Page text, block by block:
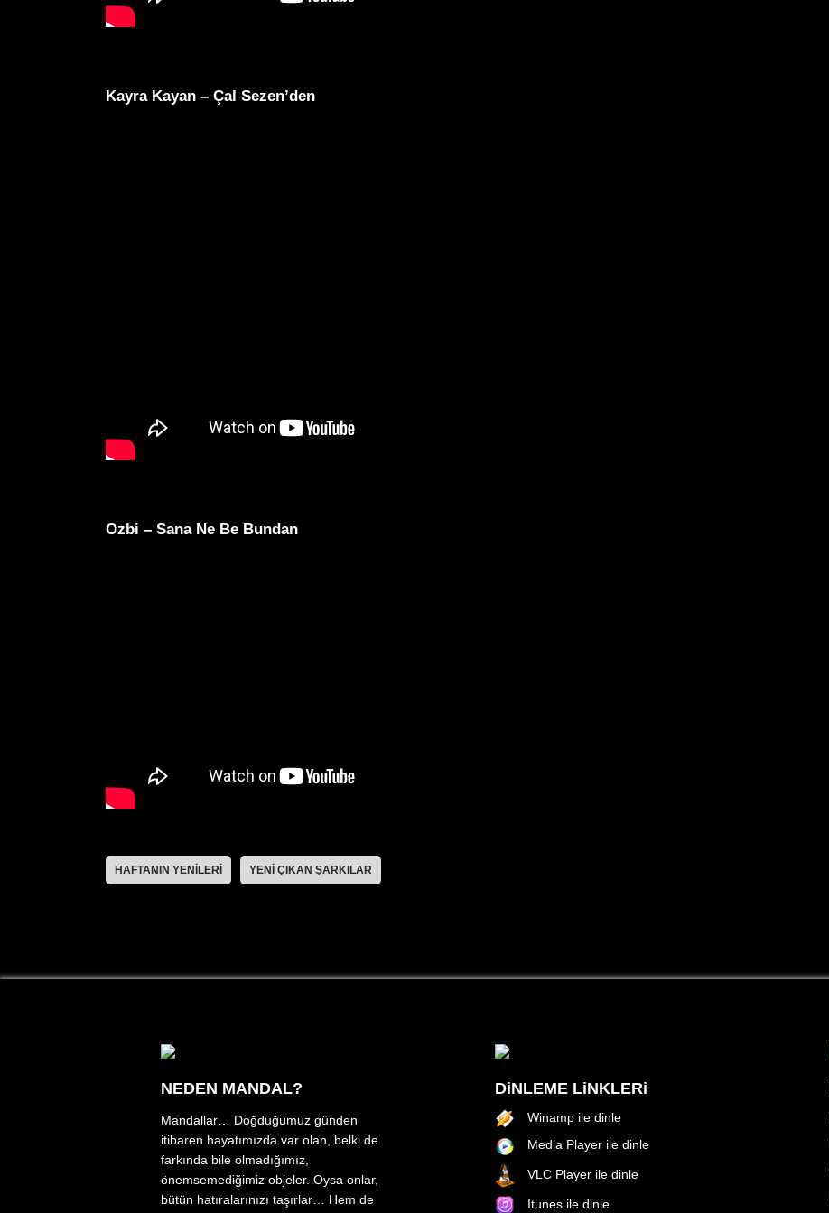
Kayra Kayan – Çal Sezen’den
Ozbi – Sana Ne Be Bundan
HAFTANIN YENILERI YENI ÇIKAN ŞARKILAR
NEDEN MANDAL?
Mandallar… Doğduğumuz günden
itibaren hayatımızda var olan, belki de
farkında bile olmadığımız,
önemsemediğimiz objeler. Oysa onlar,
bütün hatıralarınızı taşırlar… Hem de
DiNLEME LiNKLERi
Winamp ile dinle
Media Player ile dinle
VLC Player ile dinle
Itunes ile dinle